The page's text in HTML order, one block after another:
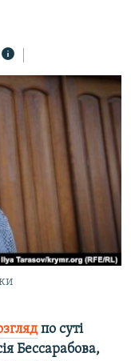
по суті
Бессарабова,